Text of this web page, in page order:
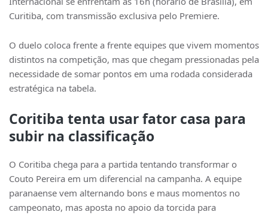
Curitiba, com transmissão exclusiva pelo Premiere.
O duelo coloca frente a frente equipes que vivem momentos
distintos na competição, mas que chegam pressionadas pela
necessidade de somar pontos em uma rodada considerada
estratégica na tabela.
Coritiba tenta usar fator casa para
subir na classificação
O Coritiba chega para a partida tentando transformar o
Couto Pereira em um diferencial na campanha. A equipe
paranaense vem alternando bons e maus momentos no
campeonato, mas aposta no apoio da torcida para